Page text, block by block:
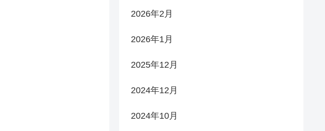
2026年2月
2026年1月
2025年12月
2024年12月
2024年10月